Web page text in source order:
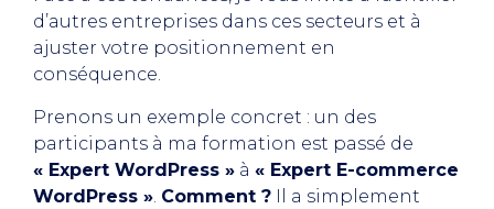
d’autres entreprises dans ces secteurs et à
ajuster votre positionnement en
conséquence.
Prenons un exemple concret : un des
participants à ma formation est passé de
« Expert WordPress » à « Expert E-commerce
WordPress ». Comment ? Il a simplement